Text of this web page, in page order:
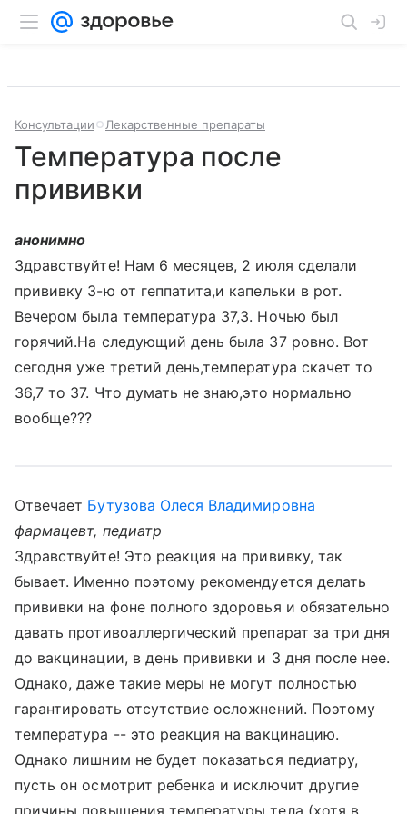
Консультации Лекарственные препараты
Температура после
прививки
анонимно
Здравствуйте! Нам 6 месяцев, 2 июля сделали
прививку 3-ю от геппатита,и капельки в рот.
Вечером была температура 37,3. Ночью был
горячий.На следующий день была 37 ровно. Вот
сегодня уже третий день,температура скачет то
36,7 то 37. Что думать не знаю,это нормально
вообще???
Отвечает Бутузова Олеся Владимировна
фармацевт, педиатр
Здравствуйте! Это реакция на прививку, так
бывает. Именно поэтому рекомендуется делать
прививки на фоне полного здоровья и обязательно
давать противоаллергический препарат за три дня
до вакцинации, в день прививки и 3 дня после нее.
Однако, даже такие меры не могут полностью
гарантировать отсутствие осложнений. Поэтому
температура -- это реакция на вакцинацию.
Однако лишним не будет показаться педиатру,
пусть он осмотрит ребенка и исключит другие
причины повышения температуры тела (хотя в